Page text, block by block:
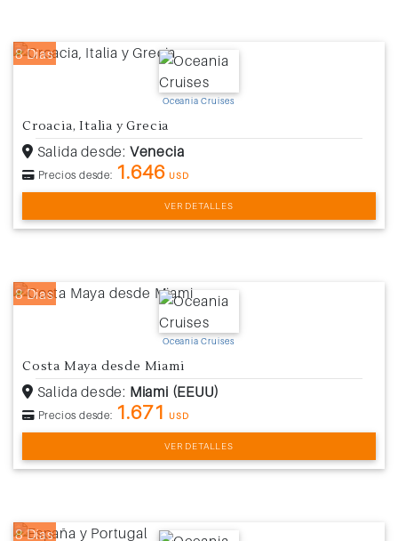
8 Días
Oceania Cruises
Croacia, Italia y Grecia
Salida desde: Venecia
Precios desde: 1.646 USD
VER DETALLES
8 Días
Oceania Cruises
Costa Maya desde Miami
Salida desde: Miami (EEUU)
Precios desde: 1.671 USD
VER DETALLES
8 Días